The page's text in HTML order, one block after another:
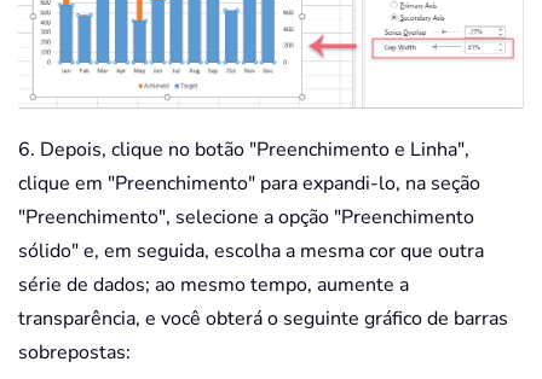
6. Depois, clique no botão "Preenchimento e Linha",
clique em "Preenchimento" para expandi-lo, na seção
"Preenchimento", selecione a opção "Preenchimento
sólido" e, em seguida, escolha a mesma cor que outra
série de dados; ao mesmo tempo, aumente a
transparência, e você obterá o seguinte gráfico de barras
sobrepostas: